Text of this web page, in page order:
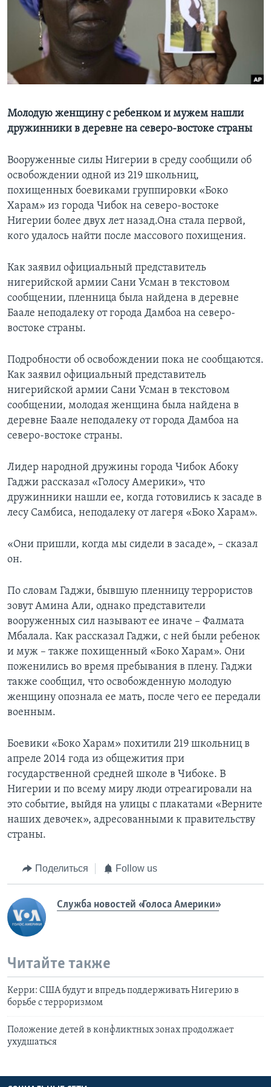
Learning English
СОЦИАЛЬНЫЕ СЕТИ
Языки
Молодую женщину с ребенком и мужем нашли
дружинники в деревне на северо-востоке страны
Вооруженные силы Нигерии в среду сообщили об
освобождении одной из 219 школьниц,
похищенных боевиками группировки «Боко
Харам» из города Чибок на северо-востоке
Нигерии более двух лет назад.Она стала первой,
кого удалось найти после массового похищения.
Как заявил официальный представитель
нигерийской армии Сани Усман в текстовом
сообщении, пленница была найдена в деревне
Баале неподалеку от города Дамбоа на северо-
востоке страны.
Подробности об освобождении пока не сообщаются.
Как заявил официальный представитель
нигерийской армии Сани Усман в текстовом
сообщении, молодая женщина была найдена в
деревне Баале неподалеку от города Дамбоа на
северо-востоке страны.
Лидер народной дружины города Чибок Абоку
Гаджи рассказал «Голосу Америки», что
дружинники нашли ее, когда готовились к засаде в
лесу Самбиса, неподалеку от лагеря «Боко Харам».
«Они пришли, когда мы сидели в засаде», – сказал
он.
По словам Гаджи, бывшую пленницу террористов
зовут Амина Али, однако представители
вооруженных сил называют ее иначе – Фалмата
Мбалала. Как рассказал Гаджи, с ней были ребенок
и муж – также похищенный «Боко Харам». Они
поженились во время пребывания в плену. Гаджи
также сообщил, что освобожденную молодую
женщину опознала ее мать, после чего ее передали
военным.
Боевики «Боко Харам» похитили 219 школьниц в
апреле 2014 года из общежития при
государственной средней школе в Чибоке. В
Нигерии и по всему миру люди отреагировали на
это событие, выйдя на улицы с плакатами «Верните
наших девочек», адресованными к правительству
страны.
Поделиться Follow us
Служба новостей «Голоса Америки»
Читайте также
Керри: США будут и впредь поддерживать Нигерию в
борьбе с терроризмом
Положение детей в конфликтных зонах продолжает
ухудшаться